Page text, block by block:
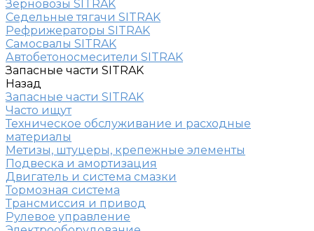
Зерновозы SITRAK
Седельные тягачи SITRAK
Рефрижераторы SITRAK
Самосвалы SITRAK
Автобетоносмесители SITRAK
Запасные части SITRAK
Назад
Запасные части SITRAK
Часто ищут
Техническое обслуживание и расходные
материалы
Метизы, штуцеры, крепежные элементы
Подвеска и амортизация
Двигатель и система смазки
Тормозная система
Трансмиссия и привод
Рулевое управление